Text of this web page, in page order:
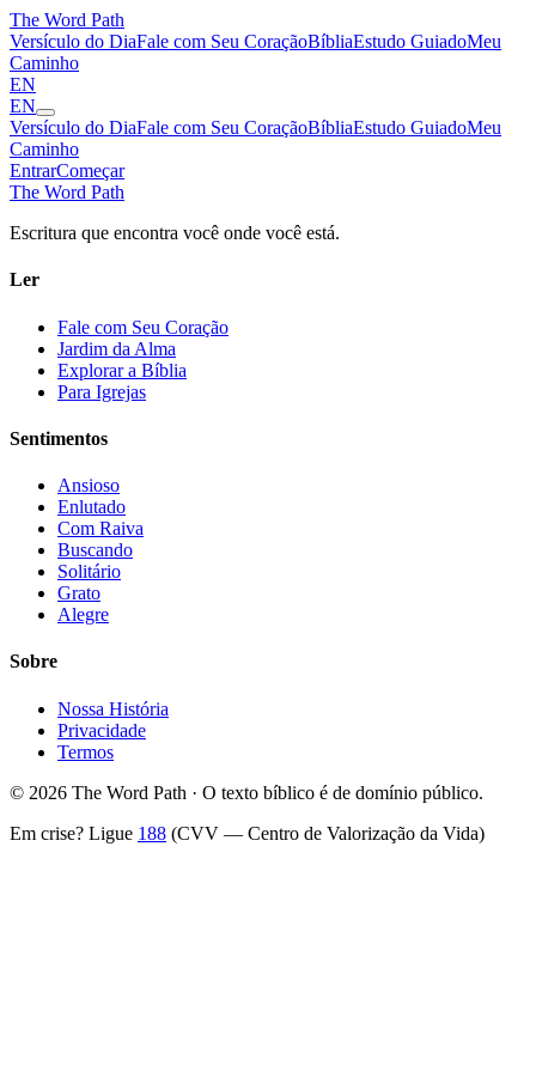
The Word Path
Versículo do DiaFale com Seu CoraçãoBíbliaEstudo GuiadoMeu
Caminho
EN
EN
Versículo do DiaFale com Seu CoraçãoBíbliaEstudo GuiadoMeu
Caminho
EntrarComeçar
The Word Path
Escritura que encontra você onde você está.
Ler
Fale com Seu Coração
Jardim da Alma
Explorar a Bíblia
Para Igrejas
Sentimentos
Ansioso
Enlutado
Com Raiva
Buscando
Solitário
Grato
Alegre
Sobre
Nossa História
Privacidade
Termos
© 2026 The Word Path · O texto bíblico é de domínio público.
Em crise? Ligue 188 (CVV — Centro de Valorização da Vida)